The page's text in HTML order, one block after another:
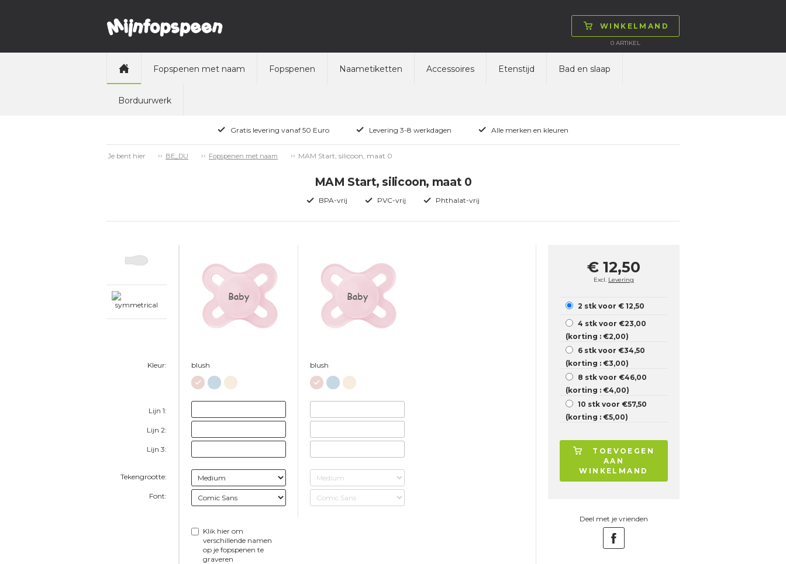
WINKELMAND
0 ARTIKEL
Fopspenen met naam Fopspenen Naametiketten Accessoires Etenstijd Bad en slaap
Borduurwerk
Gratis levering vanaf 50 Euro Levering 3-8 werkdagen Alle merken en kleuren
Je bent hier BE_DU Fopspenen met naam MAM Start, silicoon, maat 0
MAM Start, silicoon, maat 0
BPA-vrij PVC-vrij Phthalat-vrij
Kleur:
Lijn 1:
Lijn 2:
Lijn 3:
Tekengrootte:
Font:
Baby
blush
Klik hier om
verschillende namen
op je fopspenen te
graveren
Baby
blush
€ 12,50
Excl. Levering
2 stk voor € 12,50
4 stk voor €23,00
(korting : €2,00)
6 stk voor €34,50
(korting : €3,00)
8 stk voor €46,00
(korting : €4,00)
10 stk voor €57,50
(korting : €5,00)
TOEVOEGEN
AAN
WINKELMAND
Deel met je vrienden